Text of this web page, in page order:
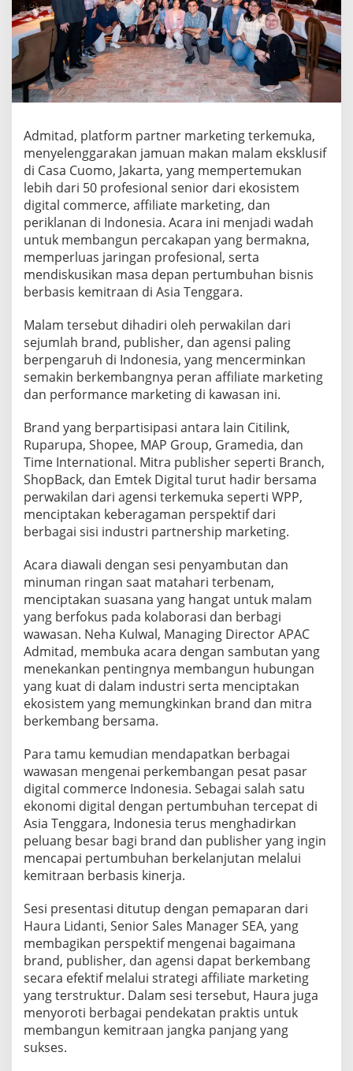
B
r
a
n
d
,
P
u
l
i
s
h
e
r
,
d
a
n
A
g
n
s
i
T
e
r
m
u
k
a
n
d
o
e
s
i
a
d
a
l
a
m
J
a
m
n
M
a
k
a
n
M
a
l
E
k
s
k
l
u
s
i
f
Admitad, platform partner marketing terkemuka,
menyelenggarakan jamuan makan malam eksklusif
di Casa Cuomo, Jakarta, yang mempertemukan
lebih dari 50 profesional senior dari ekosistem
digital commerce, affiliate marketing, dan
periklanan di Indonesia. Acara ini menjadi wadah
untuk membangun percakapan yang bermakna,
memperluas jaringan profesional, serta
mendiskusikan masa depan pertumbuhan bisnis
berbasis kemitraan di Asia Tenggara.
Malam tersebut dihadiri oleh perwakilan dari
sejumlah brand, publisher, dan agensi paling
berpengaruh di Indonesia, yang mencerminkan
semakin berkembangnya peran affiliate marketing
dan performance marketing di kawasan ini.
Brand yang berpartisipasi antara lain Citilink,
Ruparupa, Shopee, MAP Group, Gramedia, dan
Time International. Mitra publisher seperti Branch,
ShopBack, dan Emtek Digital turut hadir bersama
perwakilan dari agensi terkemuka seperti WPP,
menciptakan keberagaman perspektif dari
berbagai sisi industri partnership marketing.
Acara diawali dengan sesi penyambutan dan
minuman ringan saat matahari terbenam,
menciptakan suasana yang hangat untuk malam
yang berfokus pada kolaborasi dan berbagi
wawasan. Neha Kulwal, Managing Director APAC
Admitad, membuka acara dengan sambutan yang
menekankan pentingnya membangun hubungan
yang kuat di dalam industri serta menciptakan
ekosistem yang memungkinkan brand dan mitra
berkembang bersama.
Para tamu kemudian mendapatkan berbagai
wawasan mengenai perkembangan pesat pasar
digital commerce Indonesia. Sebagai salah satu
ekonomi digital dengan pertumbuhan tercepat di
Asia Tenggara, Indonesia terus menghadirkan
peluang besar bagi brand dan publisher yang ingin
mencapai pertumbuhan berkelanjutan melalui
kemitraan berbasis kinerja.
Sesi presentasi ditutup dengan pemaparan dari
Haura Lidanti, Senior Sales Manager SEA, yang
membagikan perspektif mengenai bagaimana
brand, publisher, dan agensi dapat berkembang
secara efektif melalui strategi affiliate marketing
yang terstruktur. Dalam sesi tersebut, Haura juga
menyoroti berbagai pendekatan praktis untuk
membangun kemitraan jangka panjang yang
sukses.